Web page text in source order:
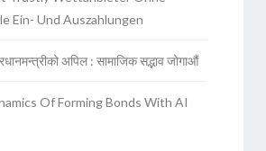
Ein- Und Auszahlungen
अपिल : सामाजिक सद्भाव जोगाऔं
Of Forming Bonds With AI